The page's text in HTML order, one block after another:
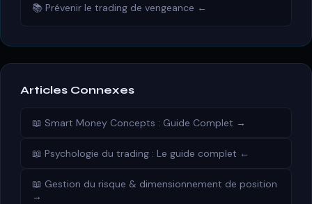
📚 Prévenir le trading de vengeance ←
Articles Connexes
📖 Smart Money Concepts : Guide Complet →
📖 Psychologie du trading : Le guide complet ←
📖 Gestion du risque & dimensionnement de position
→